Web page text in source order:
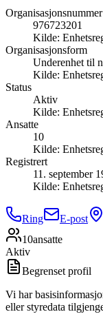
Organisasjonsnummer
976723201
Kilde:
Organisasjonsform
Underenhet til
Kilde:
Status
Aktiv
Kilde:
Ansatte
10
Kilde:
Registrert
11. september
Kilde:
Ring E-post
10ansatte
Aktiv
Begrenset profil
Vi har
eller styredata